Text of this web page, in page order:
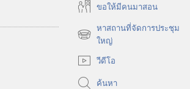
ขอ​ให้​มี​คน​มา​สอน
หาสถานที่จัดการประชุม
ใหญ่
(เปิด
หน้าต่าง
ใหม่) วีดีโอ
ค้นหา